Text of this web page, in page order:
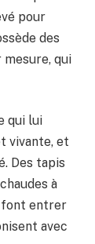
pour
des
mesure, qui
qui lui
vivante, et
Des tapis
à
font entrer
avec